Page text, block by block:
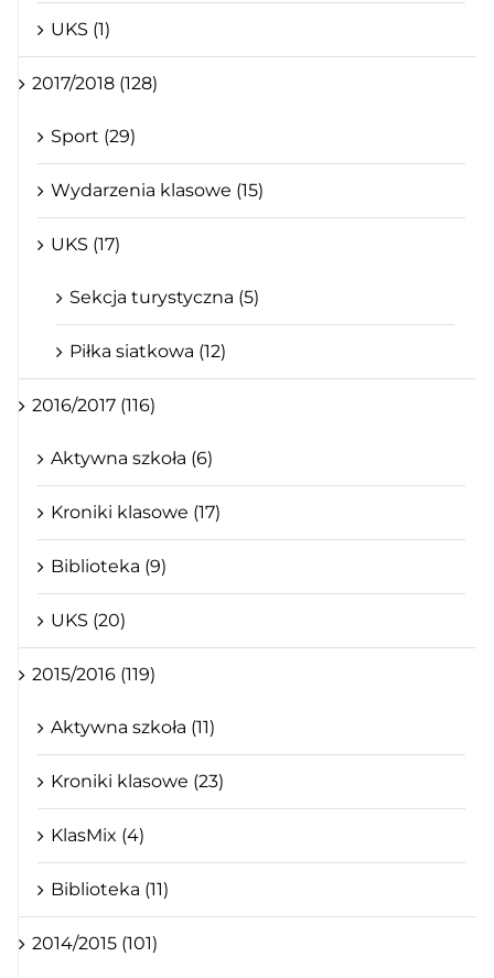
UKS (1)
2017/2018 (128)
Sport (29)
Wydarzenia klasowe (15)
UKS (17)
Sekcja turystyczna (5)
Piłka siatkowa (12)
2016/2017 (116)
Aktywna szkoła (6)
Kroniki klasowe (17)
Biblioteka (9)
UKS (20)
2015/2016 (119)
Aktywna szkoła (11)
Kroniki klasowe (23)
KlasMix (4)
Biblioteka (11)
2014/2015 (101)